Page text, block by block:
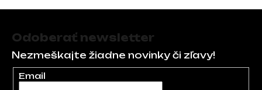
Odoberať newsletter
Nezmeškajte žiadne novinky či zľavy!
Email